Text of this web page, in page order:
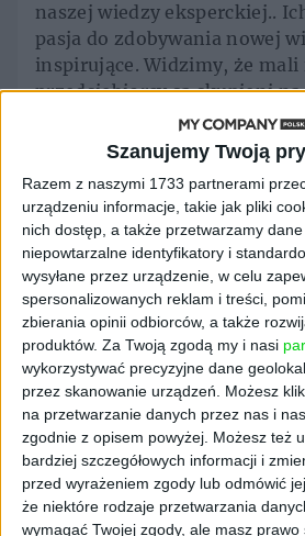
Szanujemy Twoją
Razem z naszymi 1733 partnerami
urządzeniu informacje, takie jak pliki
nich dostęp, a także przetwarzamy
niepowtarzalne identyfikatory i
wysyłane przez urządzenie, w celu
spersonalizowanych reklam i treści,
zbierania opinii odbiorców, a także
produktów. Za Twoją zgodą my i nasi
wykorzystywać precyzyjne dane
przez skanowanie urządzeń. Możesz
na przetwarzanie danych przez nas i
zgodnie z opisem powyżej. Możesz też
bardziej szczegółowych informacji i
przed wyrażeniem zgody lub odmówić
że niektóre rodzaje przetwarzania
wymagać Twojej zgody, ale masz
naszej wiedzy eksperckiej..
pasja do zdobywania nowej
inspirujące. Widzimy, że mali
przedsiębiorcy są skupieni
poprzez odpowiednio
marketingową oraz chcą iść z
dostarczając wiedzę,
nowoczesne narzędzia, które
widoczne rezultaty” – mówi
Durzyński, Wiceprezes
S.A.
Przedsiębiorcy, podczas
specjalistami, rozwijali swoją
budowy stron internetowych
prowadzenia skutecznych
reklamy w Internecie i
Mediach. Poznali również
do nowych klientów i
oraz przydatne narzędzia,